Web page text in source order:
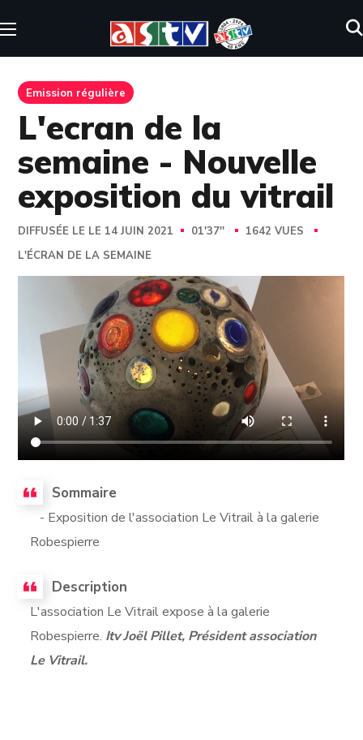
Emission régulière
L'ecran de la
semaine - Nouvelle
exposition du vitrail
DIFFUSÉE LE LE 14 JUIN 2021 01'37''
1642 VUES
L'ÉCRAN DE LA SEMAINE
Sommaire
- Exposition de l'association Le Vitrail à la galerie
Robespierre
Description
L'association Le Vitrail expose à la galerie
Robespierre. Itv Joël Pillet, Président association
Le Vitrail.